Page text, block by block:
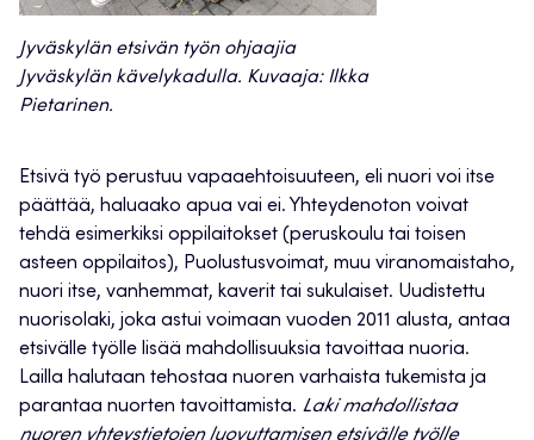
Jyväskylän etsivän työn ohjaajia
Jyväskylän kävelykadulla. Kuvaaja: Ilkka
Pietarinen.
Etsivä työ perustuu vapaaehtoisuuteen, eli nuori voi itse
päättää, haluaako apua vai ei. Yhteydenoton voivat
tehdä esimerkiksi oppilaitokset (peruskoulu tai toisen
asteen oppilaitos), Puolustusvoimat, muu viranomaistaho,
nuori itse, vanhemmat, kaverit tai sukulaiset. Uudistettu
nuorisolaki, joka astui voimaan vuoden 2011 alusta, antaa
etsivälle työlle lisää mahdollisuuksia tavoittaa nuoria.
Lailla halutaan tehostaa nuoren varhaista tukemista ja
parantaa nuorten tavoittamista. Laki mahdollistaa
nuoren yhteystietojen luovuttamisen etsivälle työlle